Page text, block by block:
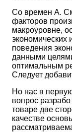
Со времен А.
факторов
макроуровне,
экономических
поведения
данными
оптимальным
Следует
Но нас в
вопрос
товаре две
качестве